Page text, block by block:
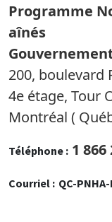
Programme
aînés
200, boulevard
4e étage, Tour
Montréal (
Téléphone : 1 866
Courriel : QC-